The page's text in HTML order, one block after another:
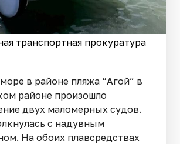
транспортная прокуратура
в районе пляжа “Агой” в
районе произошло
двух маломерных судов.
с надувным
На обоих плавсредствах